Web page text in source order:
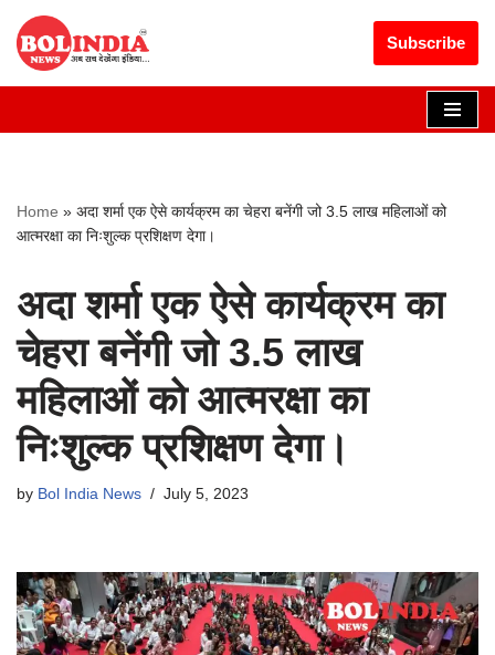
Skip
to
Subscribe
Home » अदा शर्मा एक ऐसे कार्यक्रम का चेहरा बनेंगी जो 3.5 लाख महिलाओं को
आत्मरक्षा का निःशुल्क प्रशिक्षण देगा।
अदा शर्मा एक ऐसे कार्यक्रम का
चेहरा बनेंगी जो 3.5 लाख
महिलाओं को आत्मरक्षा का
निःशुल्क प्रशिक्षण देगा।
by Bol India News July 5, 2023
Get 30% off your first purchase Got it!